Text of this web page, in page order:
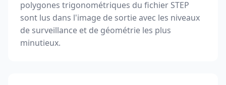
polygones trigonométriques du fichier STEP
sont lus dans l'image de sortie avec les niveaux
de surveillance et de géométrie les plus
minutieux.